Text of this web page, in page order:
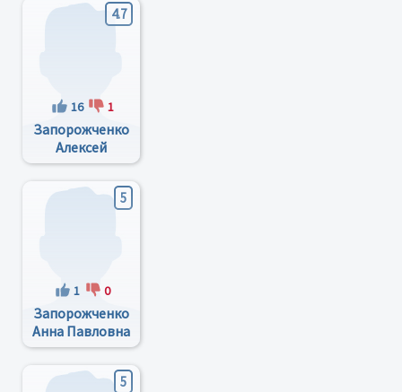
4.7
16 1
Запорожченко
Алексей
Владимирович
5
1 0
Запорожченко
Анна Павловна
5